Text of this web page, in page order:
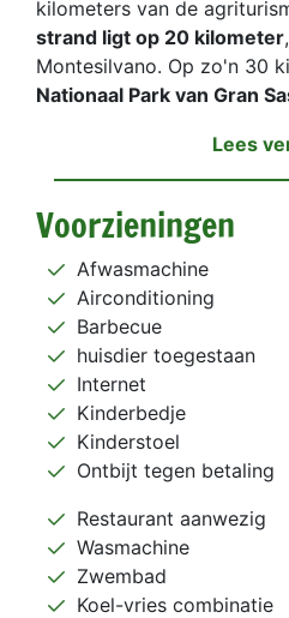
kilometers van de
strand ligt op 20 kilometer
Montesilvano. Op zo'n 30
Nationaal Park van Gran
Lees
Voorzieningen
Afwasmachine
Airconditioning
Barbecue
huisdier toegestaan
Internet
Kinderbedje
Kinderstoel
Ontbijt tegen betaling
Restaurant aanwezig
Wasmachine
Zwembad
Koel-vries combinatie